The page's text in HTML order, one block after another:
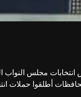
مجلس النواب
أطلقوا حملات